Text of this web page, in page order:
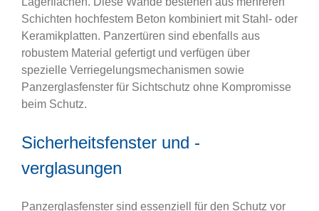
Schichten hochfestem Beton kombiniert mit Stahl- oder
Keramikplatten. Panzertüren sind ebenfalls aus
robustem Material gefertigt und verfügen über
spezielle Verriegelungsmechanismen sowie
Panzerglasfenster für Sichtschutz ohne Kompromisse
beim Schutz.
Sicherheitsfenster und -
verglasungen
Panzerglasfenster sind essenziell für den Schutz vor